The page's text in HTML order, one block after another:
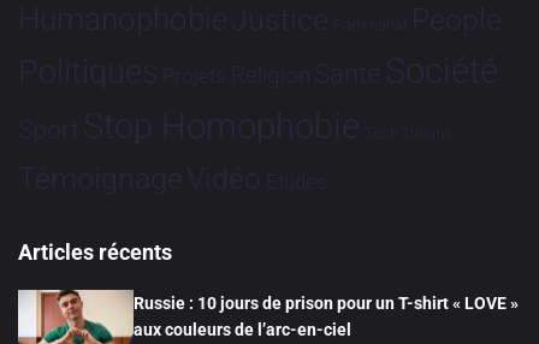
HumanophobieJustice Partenariat People
Politiques Projets Religion Santé Société
Sport Stop Homophobie Tech Tribune
TémoignageVidéo Études
Articles récents
Russie : 10 jours de prison pour un T-shirt « LOVE »
aux couleurs de l’arc-en-ciel